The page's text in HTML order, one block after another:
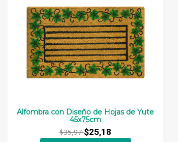
Alfombra con Diseño de Hojas de Yute
45x75cm
$35,97$25,18